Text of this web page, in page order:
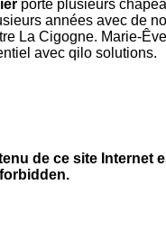
porte plusieurs
années avec de
La Cigogne. Marie-
avec qilo solutions.
de ce site Internet